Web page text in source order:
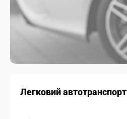
Легковий автотранспорт